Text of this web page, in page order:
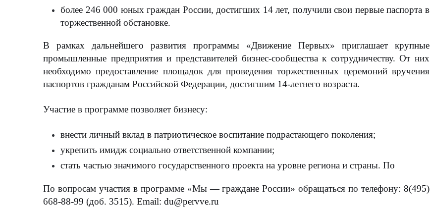
более 246 000 юных граждан России, достигших 14 лет, получили свои первые паспорта в
торжественной обстановке.
В рамках дальнейшего развития программы «Движение Первых» приглашает крупные
промышленные предприятия и представителей бизнес-сообщества к сотрудничеству.От них
необходимопредоставление площадок для проведения торжественных церемоний вручения
паспортов гражданам Российской Федерации, достигшим 14-летнего возраста.
Участие в программе позволяет бизнесу:
внести личный вклад в патриотическое воспитание подрастающего поколения;
укрепить имидж социально ответственной компании;
стать частью значимого государственного проекта на уровне региона и страны. По
По вопросам участия в программе «Мы — граждане России» обращаться по телефону: 8(495)
668-88-99 (доб. 3515). Email: du@pervve.ru